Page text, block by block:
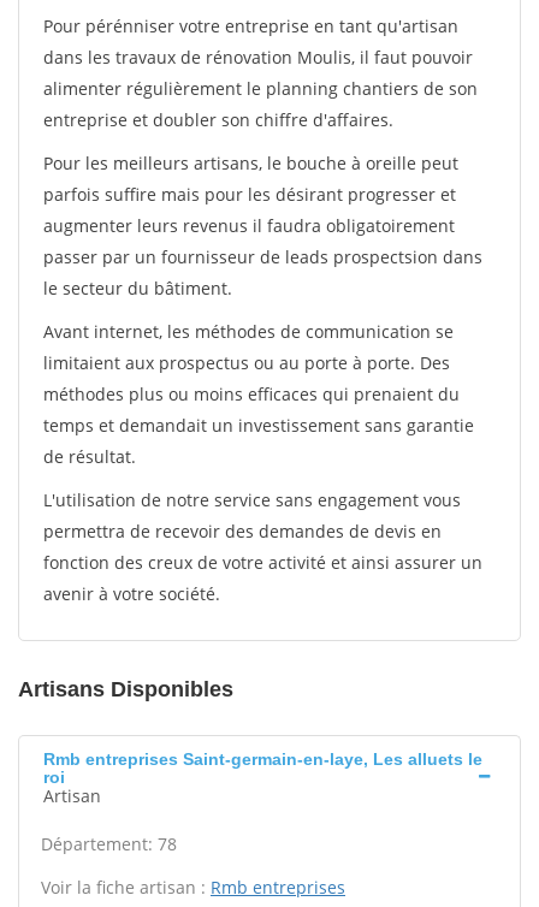
Pour pérénniser votre entreprise en tant qu'artisan
dans les travaux de rénovation Moulis, il faut pouvoir
alimenter régulièrement le planning chantiers de son
entreprise et doubler son chiffre d'affaires.
Pour les meilleurs artisans, le bouche à oreille peut
parfois suffire mais pour les désirant progresser et
augmenter leurs revenus il faudra obligatoirement
passer par un fournisseur de leads prospectsion dans
le secteur du bâtiment.
Avant internet, les méthodes de communication se
limitaient aux prospectus ou au porte à porte. Des
méthodes plus ou moins efficaces qui prenaient du
temps et demandait un investissement sans garantie
de résultat.
L'utilisation de notre service sans engagement vous
permettra de recevoir des demandes de devis en
fonction des creux de votre activité et ainsi assurer un
avenir à votre société.
Artisans Disponibles
Rmb entreprises Saint-germain-en-laye, Les alluets le
roi
Artisan
Département: 78
Voir la fiche artisan : Rmb entreprises